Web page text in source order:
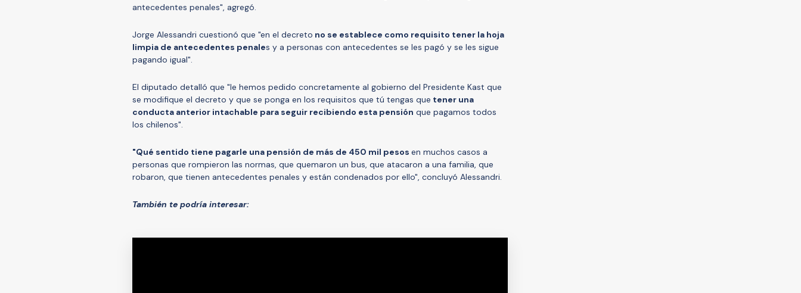
antecedentes penales", agregó.
Jorge Alessandri cuestionó que "en el decreto no se establece como requisito tener la hoja
limpia de antecedentes penales y a personas con antecedentes se les pagó y se les sigue
pagando igual".
El diputado detalló que "le hemos pedido concretamente al gobierno del Presidente Kast que
se modifique el decreto y que se ponga en los requisitos que tú tengas que tener una
conducta anterior intachable para seguir recibiendo esta pensión que pagamos todos
los chilenos".
"Qué sentido tiene pagarle una pensión de más de 450 mil pesos en muchos casos a
personas que rompieron las normas, que quemaron un bus, que atacaron a una familia, que
robaron, que tienen antecedentes penales y están condenados por ello", concluyó Alessandri.
También te podría interesar: